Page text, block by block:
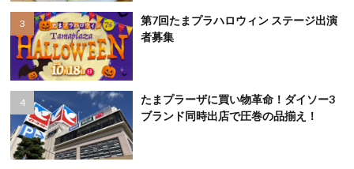
第7回たまプラハロウィン ステージ出演
者募集
たまプラーザに買い物革命！ダイソー3
ブランド同時出店で圧巻の品揃え！